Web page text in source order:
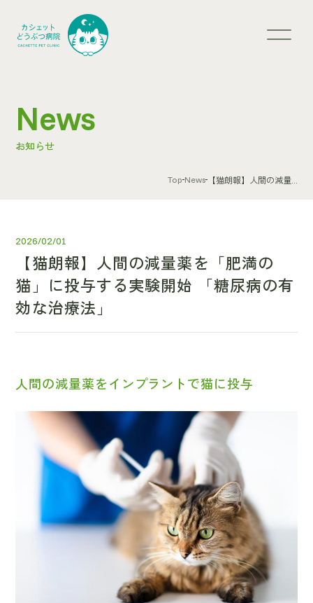
News
お知らせ
Top News 【猫朗報】人間の減量...
2026/02/01
【猫朗報】人間の減量薬を「肥満の
猫」に投与する実験開始 「糖尿病の有
効な治療法」
人間の減量薬をインプラントで猫に投与